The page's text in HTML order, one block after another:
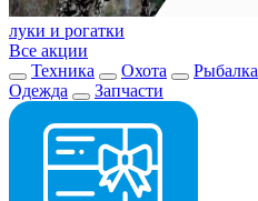
луки и рогатки
Все акции
Техника
Охота Рыбалка
Одежда
Запчасти